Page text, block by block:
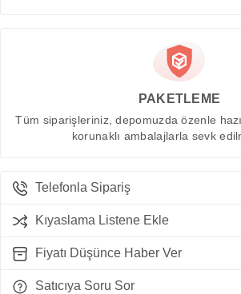
PAKETLEME
Tüm siparişleriniz, depomuzda özenle
korunaklı ambalajlarla sevk
Telefonla Sipariş
Kıyaslama Listene Ekle
Fiyatı Düşünce Haber Ver
Satıcıya Soru Sor